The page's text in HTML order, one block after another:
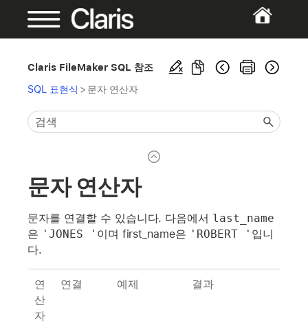
Claris FileMaker SQL 참조
SQL 표현식 > 문자 연산자
문자 연산자
문자를 연결할 수 있습니다. 다음에서 last_name
은 'JONES ' 이며 first_name은 'ROBERT ' 입니
다.
연
산
자
연결 예제 결과